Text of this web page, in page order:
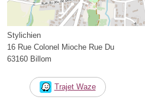
Stylichien
16 Rue Colonel Mioche Rue Du
63160 Billom
Trajet Waze